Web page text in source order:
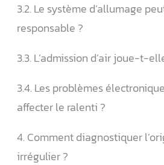
3.2. Le système d’allumage
responsable ?
3.3.️ L’admission d’air joue-t-
3.4.️ Les problèmes
affecter le ralenti ?
4. Comment diagnostiquer
irrégulier ?